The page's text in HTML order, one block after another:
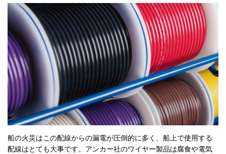
船の火災はこの配線からの漏電が圧倒的に多く、船上で使用する
配線はとても大事です。アンカー社のワイヤー製品は腐食や電気